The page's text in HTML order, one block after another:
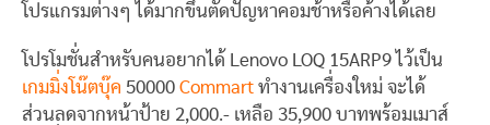
โปรแกรมต่างๆ ได้มากขึ้นตัดปัญหาคอมช้าหรือค้างได้เลย
โปรโมชั่นสำหรับคนอยากได้ Lenovo LOQ 15ARP9 ไว้เป็น
เกมมิ่งโน๊ตบุ๊ค 50000 Commart ทำงานเครื่องใหม่ จะได้
ส่วนลดจากหน้าป้าย 2,000.- เหลือ 35,900 บาทพร้อมเมาส์